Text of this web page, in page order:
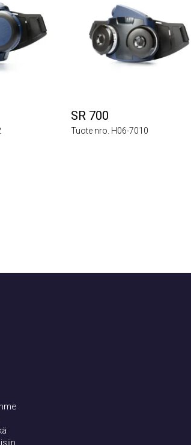
SR 700
Tuote nro. H06-7010